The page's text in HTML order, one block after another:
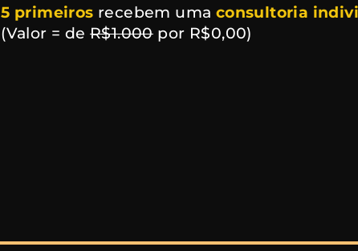
5 primeiros recebem uma consultoria
(Valor = deR$1.000por R$0,00)